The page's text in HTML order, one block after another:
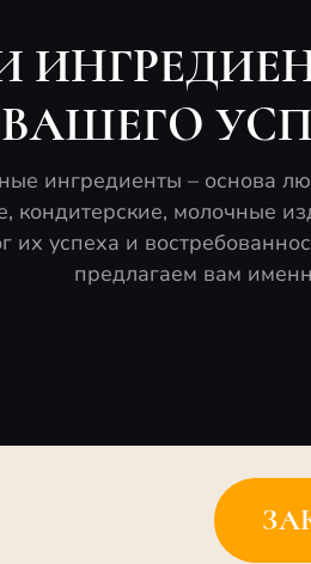
ВАШЕГО
ингредиенты – основа
кондитерские, молочные
их успеха и
предлагаем вам